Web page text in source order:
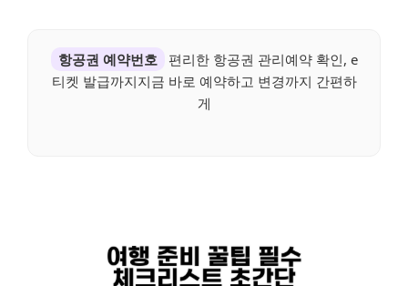
항공권 예약번호
편리한 항공권 관리예약 확인, e
티켓 발급까지지금 바로 예약하고 변경까지 간편하
게